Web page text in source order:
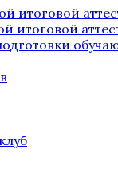
итоговой
итоговой